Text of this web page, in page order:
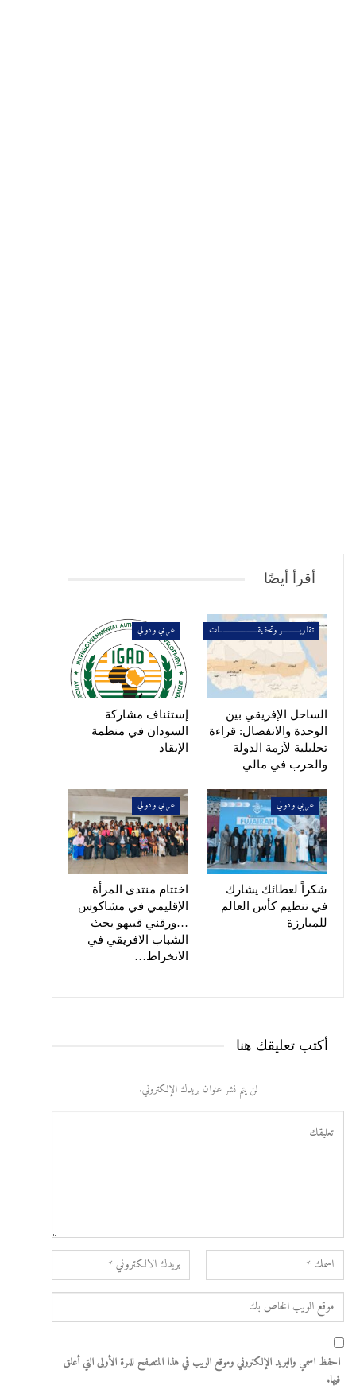
أقرأ أيضًا
تقاريــــــــــر وتحقيقـــــــــــــــــــــــات
الساحل الإفريقي بين
الوحدة والانفصال: قراءة
تحليلية لأزمة الدولة
والحرب في مالي
عربي ودولي
إستئناف مشاركة
السودان في منظمة
الإيقاد
عربي ودولي
شكراً لعطائك يشارك
في تنظيم كأس العالم
للمبارزة
عربي ودولي
اختتام منتدى المرأة
الإقليمي في مشاكوس
…ورقني قبيهو يحث
الشباب الافريقي في
الانخراط…
أكتب تعليقك هنا
لن يتم نشر عنوان بريدك الإلكتروني.
احفظ اسمي والبريد الإلكتروني وموقع الويب في هذا المتصفح للمرة الأولى التي أعلق
فيها.